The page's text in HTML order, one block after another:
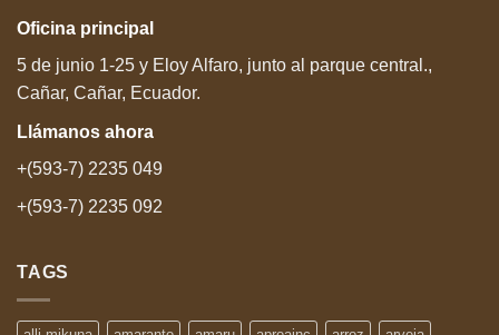
Oficina principal
5 de junio 1-25 y Eloy Alfaro, junto al parque central.,
Cañar, Cañar, Ecuador.
Llámanos ahora
+(593-7) 2235 049
+(593-7) 2235 092
TAGS